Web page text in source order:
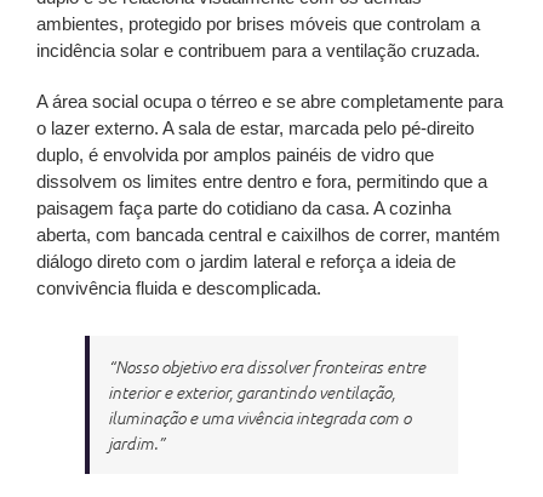
ambientes, protegido por brises móveis que controlam a
incidência solar e contribuem para a ventilação cruzada.
A área social ocupa o térreo e se abre completamente para
o lazer externo. A sala de estar, marcada pelo pé-direito
duplo, é envolvida por amplos painéis de vidro que
dissolvem os limites entre dentro e fora, permitindo que a
paisagem faça parte do cotidiano da casa. A cozinha
aberta, com bancada central e caixilhos de correr, mantém
diálogo direto com o jardim lateral e reforça a ideia de
convivência fluida e descomplicada.
“Nosso objetivo era dissolver fronteiras entre
interior e exterior, garantindo ventilação,
iluminação e uma vivência integrada com o
jardim.”